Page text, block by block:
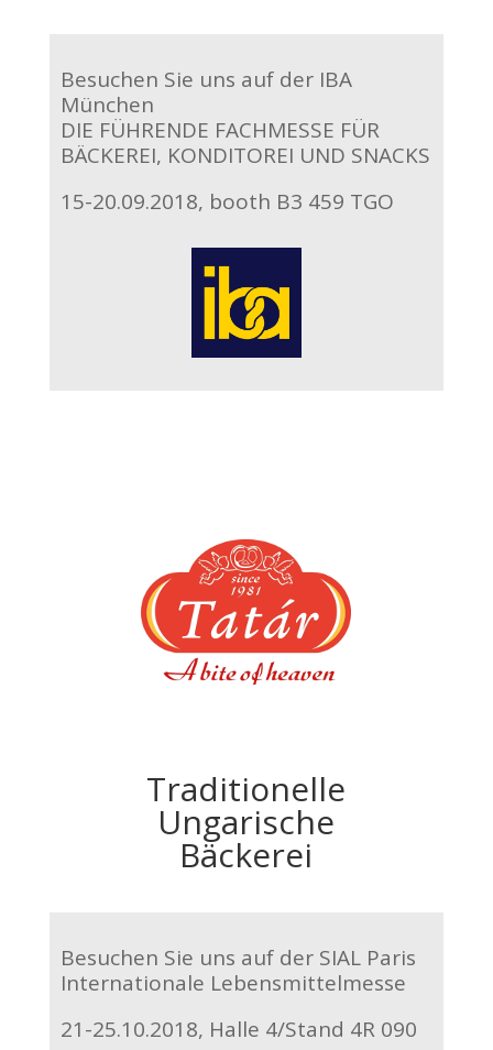
Besuchen Sie uns auf der IBA
München
DIE FÜHRENDE FACHMESSE FÜR
BÄCKEREI, KONDITOREI UND SNACKS
15-20.09.2018, booth B3 459 TGO
Traditionelle
Ungarische
Bäckerei
Besuchen Sie uns auf der SIAL Paris
Internationale Lebensmittelmesse
21-25.10.2018, Halle 4/Stand 4R 090